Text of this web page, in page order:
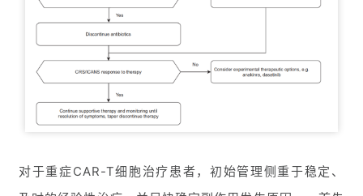
讯
对于重症CAR-T细胞治疗患者，初始管理侧重于稳定、